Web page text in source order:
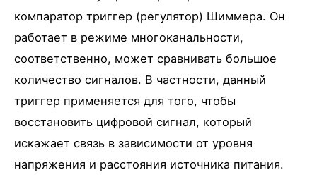
компаратор триггер (регулятор) Шиммера. Он
работает в режиме многоканальности,
соответственно, может сравнивать большое
количество сигналов. В частности, данный
триггер применяется для того, чтобы
восстановить цифровой сигнал, который
искажает связь в зависимости от уровня
напряжения и расстояния источника питания.